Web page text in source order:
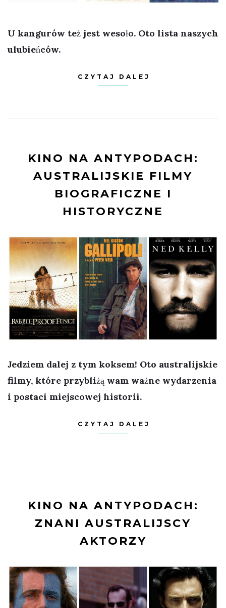
U kangurów też jest wesoło. Oto lista naszych
ulubieńców.
CZYTAJ DALEJ
KINO NA ANTYPODACH:
AUSTRALIJSKIE FILMY
BIOGRAFICZNE I
HISTORYCZNE
Jedziem dalej z tym koksem! Oto australijskie
filmy, które przybliżą wam ważne wydarzenia
i postaci miejscowej historii.
CZYTAJ DALEJ
KINO NA ANTYPODACH:
ZNANI AUSTRALIJSCY
AKTORZY